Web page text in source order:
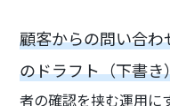
顧客からの問い合
のドラフト（下書
者の確認を挟む運用に